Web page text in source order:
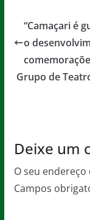
e
b
o
o
“Camaçari é
o
Grupo de
Deixe um
O seu
Campos